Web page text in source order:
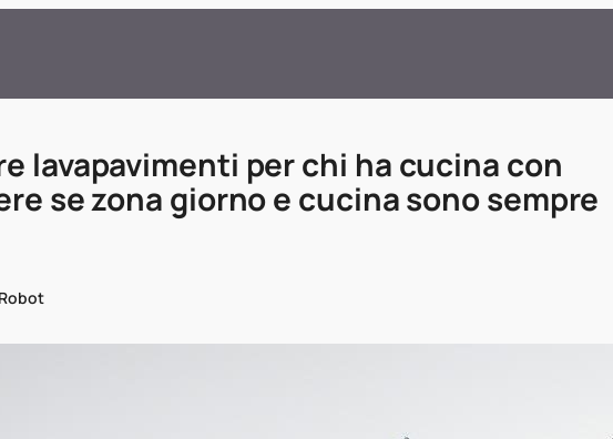
lavapavimenti per chi ha cucina con
se zona giorno e cucina sono sempre